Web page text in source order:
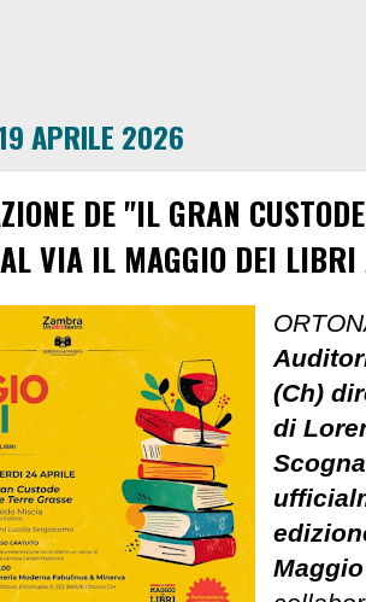
APRILE 2026
DE "IL GRAN
VIA IL MAGGIO DEI LIBRI
(Ch)
di